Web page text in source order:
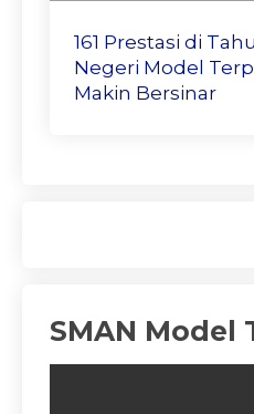
161 Prestasi di
Negeri Model
Makin Bersinar
SMAN Model